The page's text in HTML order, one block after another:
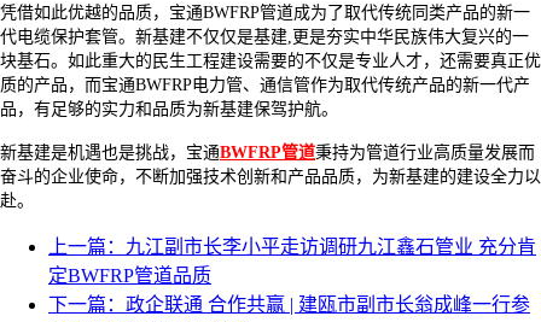
凭借如此优越的品质，宝通BWFRP管道成为了取代传统同类产品的新一
代电缆保护套管。新基建不仅仅是基建,更是夯实中华民族伟大复兴的一
块基石。如此重大的民生工程建设需要的不仅是专业人才，还需要真正优
质的产品，而宝通BWFRP电力管、通信管作为取代传统产品的新一代产
品，有足够的实力和品质为新基建保驾护航。
新基建是机遇也是挑战，宝通BWFRP管道秉持为管道行业高质量发展而
奋斗的企业使命，不断加强技术创新和产品品质，为新基建的建设全力以
赴。
上一篇：九江副市长李小平走访调研九江鑫石管业 充分肯
定BWFRP管道品质
下一篇：政企联通 合作共赢 | 建瓯市副市长翁成峰一行参